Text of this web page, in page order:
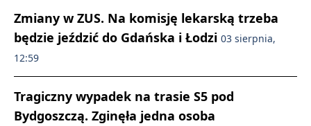
Zmiany w ZUS. Na komisję lekarską trzeba
będzie jeździć do Gdańska i Łodzi 03 sierpnia,
12:59
Tragiczny wypadek na trasie S5 pod
Bydgoszczą. Zginęła jedna osoba